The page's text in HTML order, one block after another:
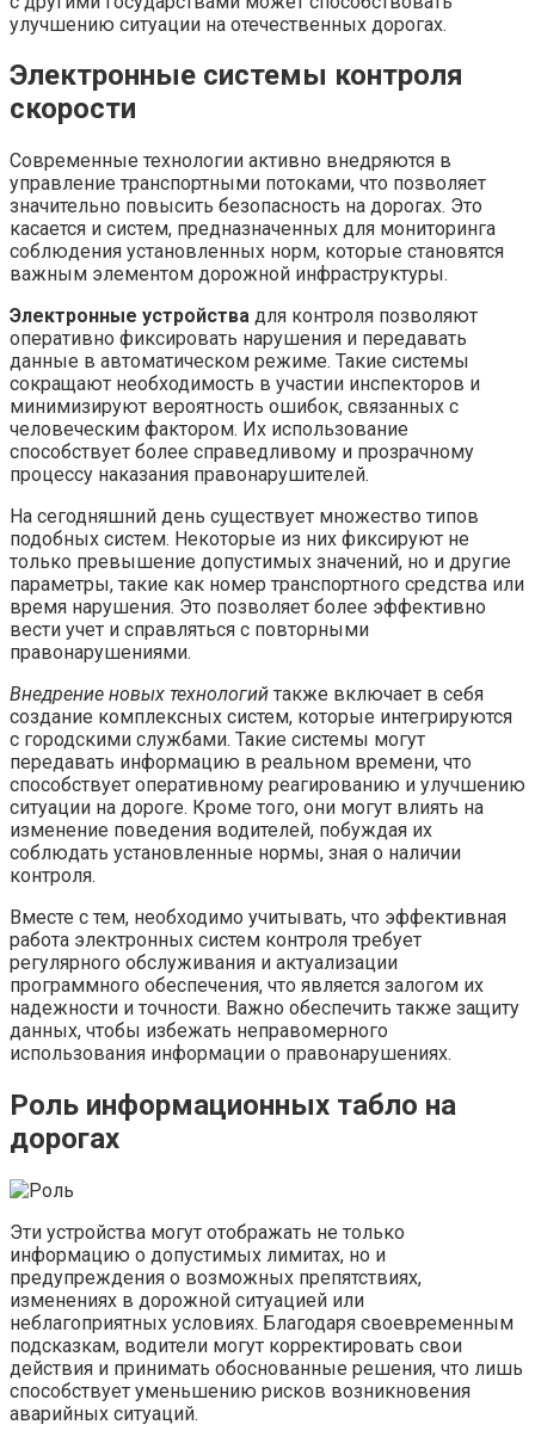
улучшению ситуации на отечественных дорогах.
Электронные системы контроля
скорости
Современные технологии активно внедряются в
управление транспортными потоками, что позволяет
значительно повысить безопасность на дорогах. Это
касается и систем, предназначенных для мониторинга
соблюдения установленных норм, которые становятся
важным элементом дорожной инфраструктуры.
Электронные устройства для контроля позволяют
оперативно фиксировать нарушения и передавать
данные в автоматическом режиме. Такие системы
сокращают необходимость в участии инспекторов и
минимизируют вероятность ошибок, связанных с
человеческим фактором. Их использование
способствует более справедливому и прозрачному
процессу наказания правонарушителей.
На сегодняшний день существует множество типов
подобных систем. Некоторые из них фиксируют не
только превышение допустимых значений, но и другие
параметры, такие как номер транспортного средства или
время нарушения. Это позволяет более эффективно
вести учет и справляться с повторными
правонарушениями.
Внедрение новых технологий также включает в себя
создание комплексных систем, которые интегрируются
с городскими службами. Такие системы могут
передавать информацию в реальном времени, что
способствует оперативному реагированию и улучшению
ситуации на дороге. Кроме того, они могут влиять на
изменение поведения водителей, побуждая их
соблюдать установленные нормы, зная о наличии
контроля.
Вместе с тем, необходимо учитывать, что эффективная
работа электронных систем контроля требует
регулярного обслуживания и актуализации
программного обеспечения, что является залогом их
надежности и точности. Важно обеспечить также защиту
данных, чтобы избежать неправомерного
использования информации о правонарушениях.
Роль информационных табло на
дорогах
Эти устройства могут отображать не только
информацию о допустимых лимитах, но и
предупреждения о возможных препятствиях,
изменениях в дорожной ситуацией или
неблагоприятных условиях. Благодаря своевременным
подсказкам, водители могут корректировать свои
действия и принимать обоснованные решения, что лишь
способствует уменьшению рисков возникновения
аварийных ситуаций.